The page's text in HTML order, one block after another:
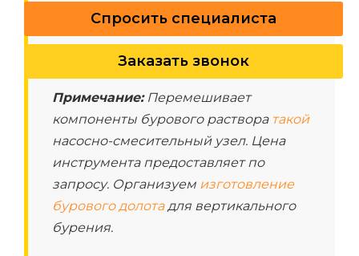
Спросить специалиста
Заказать звонок
Примечание:Перемешивает
компоненты бурового раствора такой
насосно-смесительный узел. Цена
инструмента предоставляет по
запросу. Организуем изготовление
бурового долотадля вертикального
бурения.